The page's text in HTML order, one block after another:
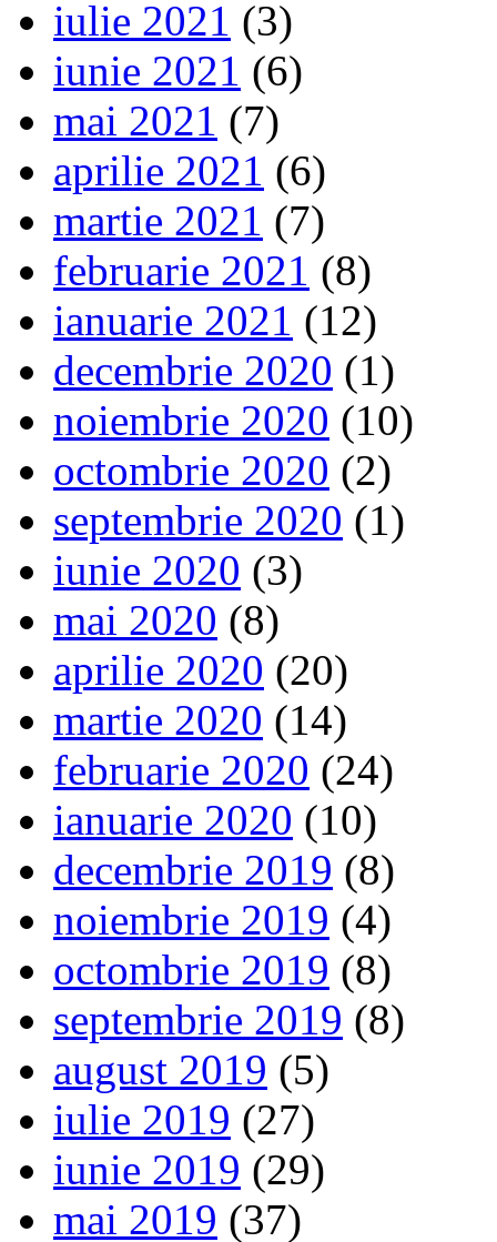
iulie 2021 (3)
iunie 2021 (6)
mai 2021 (7)
aprilie 2021 (6)
martie 2021 (7)
februarie 2021 (8)
ianuarie 2021 (12)
decembrie 2020 (1)
noiembrie 2020 (10)
octombrie 2020 (2)
septembrie 2020 (1)
iunie 2020 (3)
mai 2020 (8)
aprilie 2020 (20)
martie 2020 (14)
februarie 2020 (24)
ianuarie 2020 (10)
decembrie 2019 (8)
noiembrie 2019 (4)
octombrie 2019 (8)
septembrie 2019 (8)
august 2019 (5)
iulie 2019 (27)
iunie 2019 (29)
mai 2019 (37)